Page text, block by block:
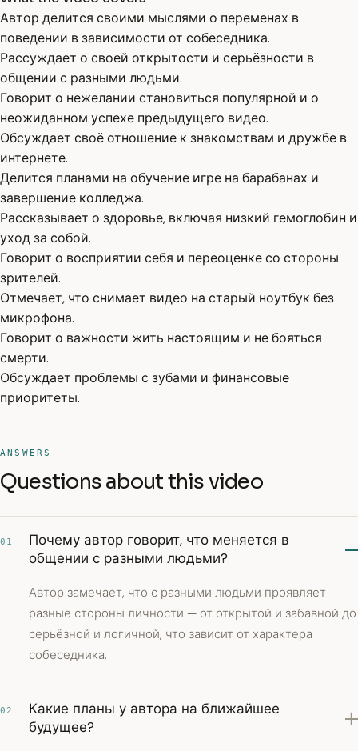
Автор делится своими мыслями о переменах в
поведении в зависимости от собеседника.
Рассуждает о своей открытости и серьёзности в
общении с разными людьми.
Говорит о нежелании становиться популярной и о
неожиданном успехе предыдущего видео.
Обсуждает своё отношение к знакомствам и дружбе в
интернете.
Делится планами на обучение игре на барабанах и
завершение колледжа.
Рассказывает о здоровье, включая низкий гемоглобин и
уход за собой.
Говорит о восприятии себя и переоценке со стороны
зрителей.
Отмечает, что снимает видео на старый ноутбук без
микрофона.
Говорит о важности жить настоящим и не бояться
смерти.
Обсуждает проблемы с зубами и финансовые
приоритеты.
ANSWERS
Questions about this video
01
Почему автор говорит, что меняется в
общении с разными людьми?
Автор замечает, что с разными людьми проявляет
разные стороны личности — от открытой и забавной до
серьёзной и логичной, что зависит от характера
собеседника.
02
Какие планы у автора на ближайшее
будущее?